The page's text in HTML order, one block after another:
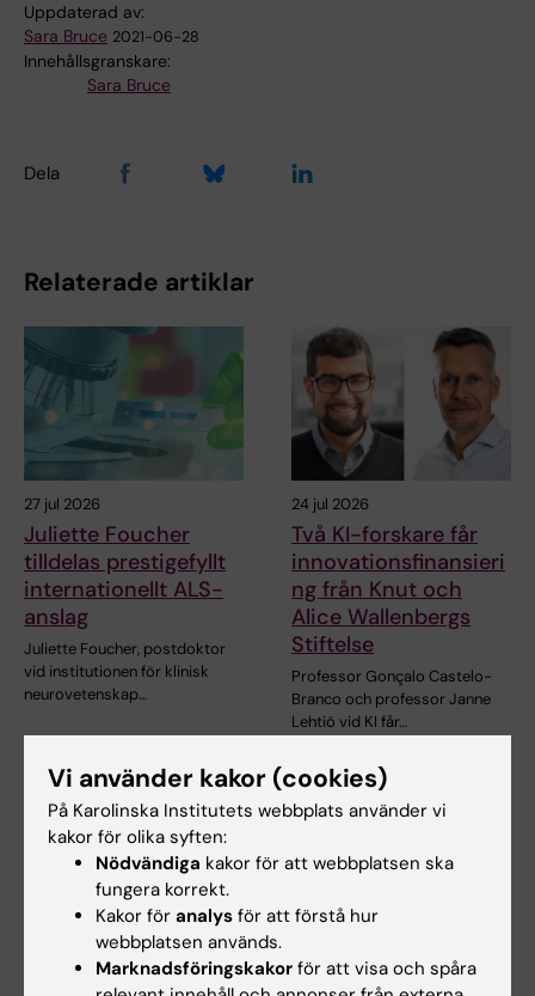
Uppdaterad av:
Sara Bruce 2021-06-28
Innehållsgranskare:
Sara Bruce
Dela
Relaterade artiklar
27 jul 2026
Juliette Foucher
tilldelas prestigefyllt
internationellt ALS-
anslag
Juliette Foucher, postdoktor
vid institutionen för klinisk
neurovetenskap…
24 jul 2026
Två KI-forskare får
innovationsfinansieri
ng från Knut och
Alice Wallenbergs
Stiftelse
Professor Gonçalo Castelo-
Branco och professor Janne
Lehtiö vid KI får…
15 jul 2026 10 jul 2026
Vi använder kakor (cookies)
På Karolinska Institutets webbplats använder vi
kakor för olika syften:
Nödvändiga kakor för att webbplatsen ska
fungera korrekt.
Kakor för analys för att förstå hur
webbplatsen används.
Marknadsföringskakor för att visa och spåra